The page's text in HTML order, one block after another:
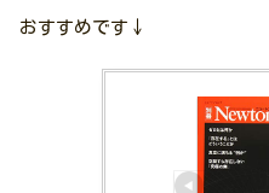
おすすめです↓